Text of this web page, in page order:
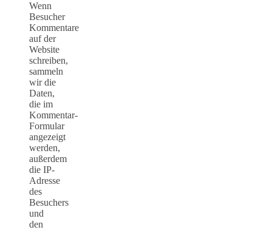
Wenn
Besucher
Kommentare
auf der
Website
schreiben,
sammeln
wir die
Daten,
die im
Kommentar-
Formular
angezeigt
werden,
außerdem
die IP-
Adresse
des
Besuchers
und
den